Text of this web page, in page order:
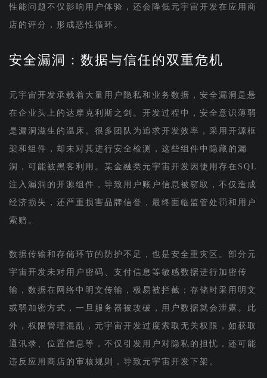
性能问题不仅影响用户体验，还会降低元宇宙开发在应用商
店的评分，形成恶性循环。
安全漏洞：数据与信任的双重危机
元宇宙开发承载着大量用户隐私和业务数据，安全漏洞是悬
在企业头上的达摩克利斯之剑。开发过程中，安全意识薄弱
是漏洞滋生的温床。很多团队为追求开发效率，采用开源框
架和组件，却未对其进行安全检测，这些组件中隐藏的漏
洞，可能被黑客利用。某金融类元宇宙开发因使用存在SQL
注入漏洞的开源组件，导致用户账户信息被窃取，不仅造成
经济损失，还严重损害品牌信誉，最终面临监管处罚和用户
索赔。
数据传输和存储环节的防护不足，也是安全重灾区。部分元
宇宙开发未对用户密码、支付信息等敏感数据进行加密传
输，数据在网络中明文传输，极易被拦截；存储时采用明文
或弱加密方式，一旦服务器被攻破，用户数据就会泄露。此
外，权限管理混乱，元宇宙开发过度索取无关权限，如获取
通讯录、位置信息等，不仅引发用户对隐私的担忧，还可能
违反应用商店的审核规则，导致元宇宙开发下架。